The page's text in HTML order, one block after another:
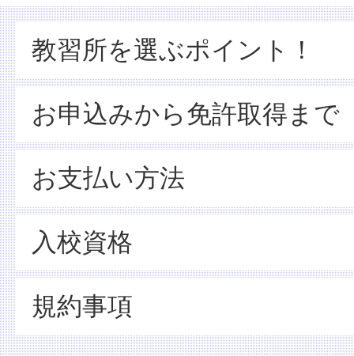
教習所を選ぶポイント！
お申込みから免許取得まで
お支払い方法
入校資格
規約事項